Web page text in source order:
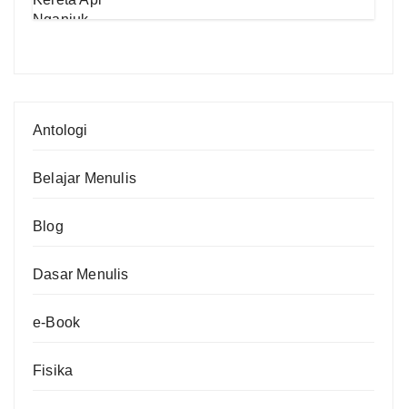
Antologi
Belajar Menulis
Blog
Dasar Menulis
e-Book
Fisika